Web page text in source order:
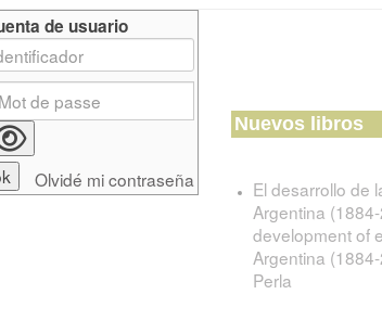
de usuario
Olvidé mi contraseña
Nuevos libros
El desarrollo de
Argentina
development of
Argentina
Perla